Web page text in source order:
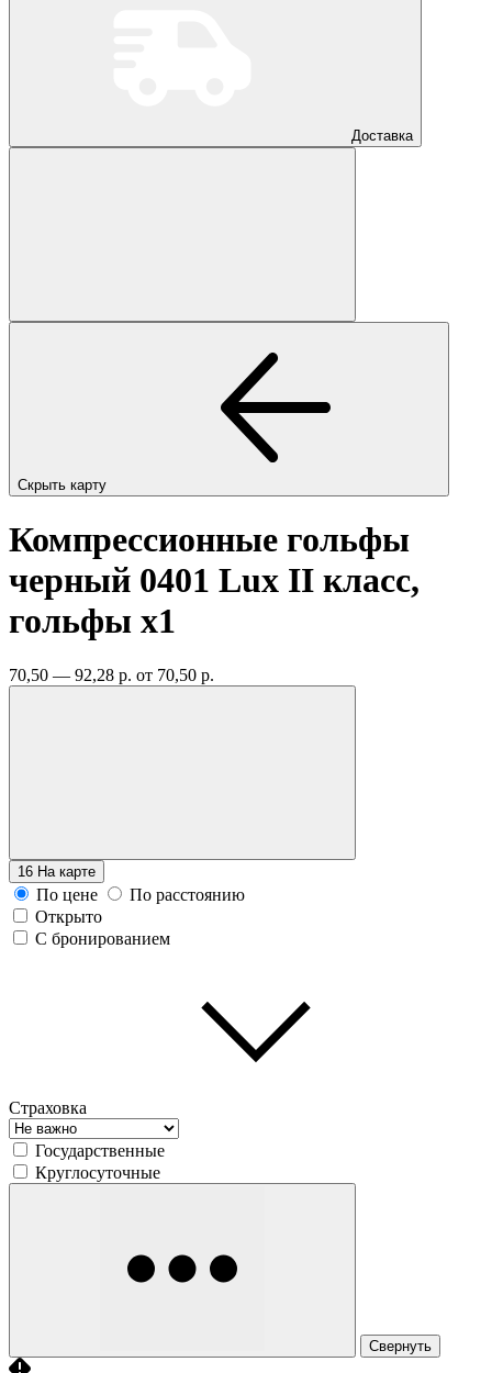
Доставка
Скрыть карту
Компрессионные гольфы
черный 0401 Lux II класс,
гольфы x1
70,50 — 92,28 р. от 70,50 р.
16 На карте
По цене
По расстоянию
Открыто
С бронированием
Страховка
Государственные
Круглосуточные
Свернуть